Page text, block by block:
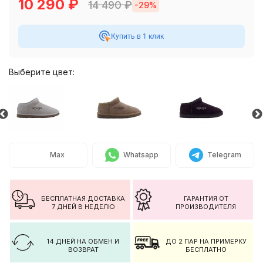
10 290 ₽ 14 490₽ -29%
Купить в 1 клик
Выберите цвет:
Max Whatsapp Telegram
БЕСПЛАТНАЯ ДОСТАВКА
7 ДНЕЙ В НЕДЕЛЮ
ГАРАНТИЯ ОТ
ПРОИЗВОДИТЕЛЯ
14 ДНЕЙ НА ОБМЕН И
ВОЗВРАТ
ДО 2 ПАР НА ПРИМЕРКУ
БЕСПЛАТНО